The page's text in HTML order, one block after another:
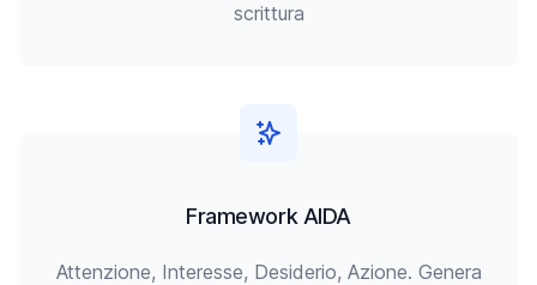
scrittura
Framework AIDA
Attenzione, Interesse, Desiderio, Azione. Genera